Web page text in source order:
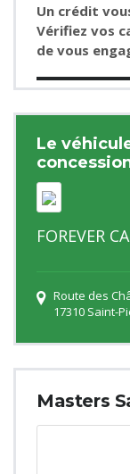
Un crédit
Vérifiez vos
de vous
Le
FOREVER
Route des
17310 Saint-
Masters